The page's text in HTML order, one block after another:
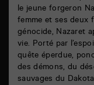
le jeune forgeron
femme et ses deux
génocide, Nazaret
vie. Porté par
quête éperdue,
des démons, du
sauvages du